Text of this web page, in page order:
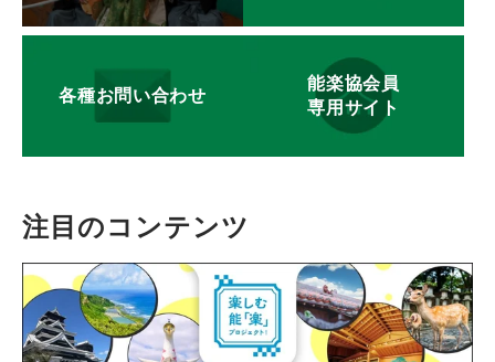
各種お問い合わせ
能楽協会員
専用サイト
注目のコンテンツ